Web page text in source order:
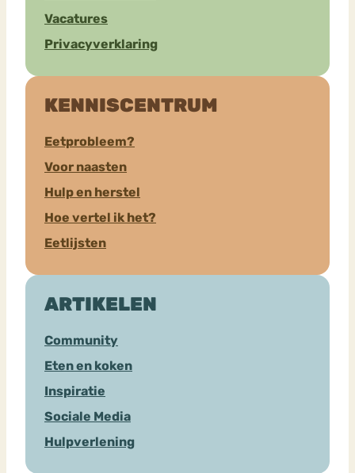
Vacatures
Privacyverklaring
KENNISCENTRUM
Eetprobleem?
Voor naasten
Hulp en herstel
Hoe vertel ik het?
Eetlijsten
ARTIKELEN
Community
Eten en koken
Inspiratie
Sociale Media
Hulpverlening